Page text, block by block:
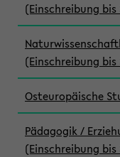
(Einschreibung bis
(Einschreibung bis
Osteuropäische
Pädagogik /
(Einschreibung bis